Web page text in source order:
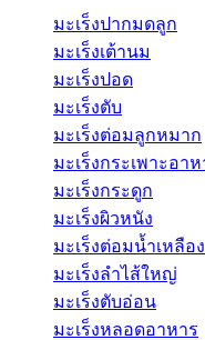
มะเร็งปากมดลูก
มะเร็งเต้านม
มะเร็งปอด
มะเร็งตับ
มะเร็งต่อมลูกหมาก
มะเร็งกระเพาะอาห
มะเร็งกระดูก
มะเร็งผิวหนัง
มะเร็งต่อมน้ำเหลือง
มะเร็งลำไส้ใหญ่
มะเร็งตับอ่อน
มะเร็งหลอดอาหาร